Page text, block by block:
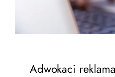
Adwokaci reklama